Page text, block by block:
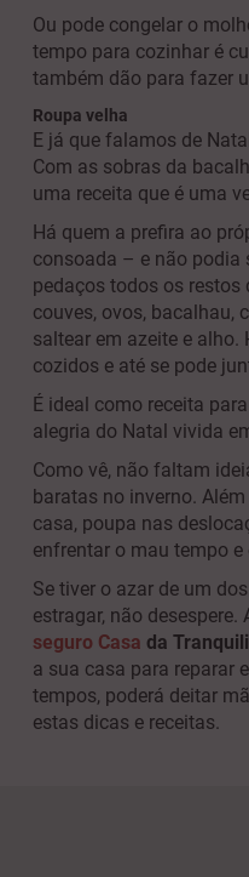
Ou pode congelar o
tempo para cozinhar é
também dão para fazer
Roupa velha
E já que falamos de
Com as sobras da
uma receita que é uma
Há quem a prefira ao
consoada – e não podia
pedaços todos os
couves, ovos, bacalhau,
saltear em azeite e alho.
cozidos e até se pode
É ideal como receita
alegria do Natal vivida
Como vê, não faltam
baratas no inverno.
casa, poupa nas
enfrentar o mau tempo e
Se tiver o azar de um
estragar, não
seguro Casa da
a sua casa para reparar
tempos, poderá deitar
estas dicas e receitas.